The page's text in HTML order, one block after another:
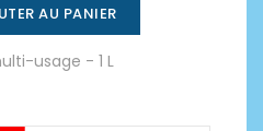
AU PANIER
usage - 1 L